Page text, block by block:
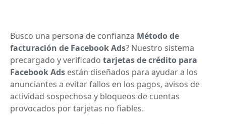
Busco una persona de confianza Método de
facturación de Facebook Ads? Nuestro sistema
precargado y verificado tarjetas de crédito para
Facebook Ads están diseñados para ayudar a los
anunciantes a evitar fallos en los pagos, avisos de
actividad sospechosa y bloqueos de cuentas
provocados por tarjetas no fiables.